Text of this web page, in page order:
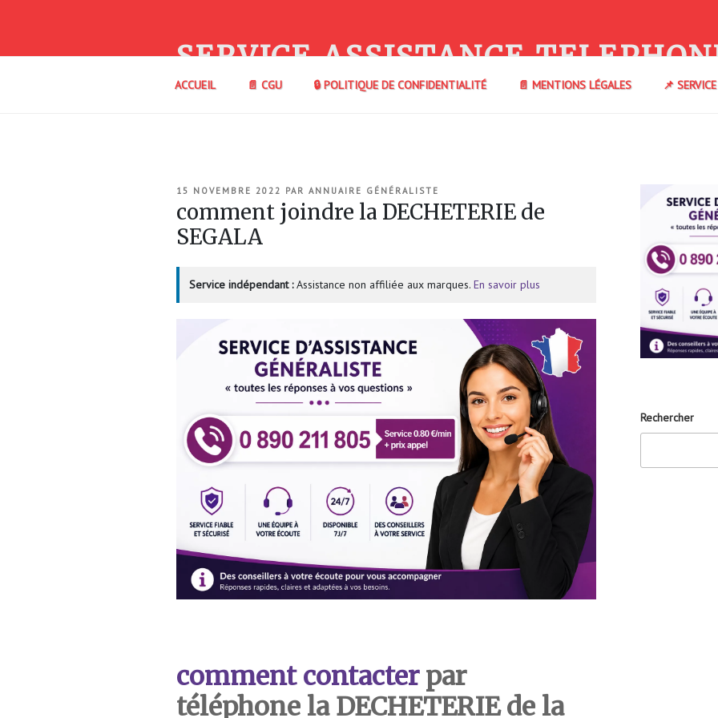
SERVICE ASSISTANCE
ACCUEIL 📄 CGU 🔒 POLITIQUE DE CONFIDENTIALITÉ 📄 MENTIONS LÉGALES 📌
PUBLIÉ
15 NOVEMBRE 2022 PAR ANNUAIRE GÉNÉRALISTE
comment joindre la DECHETERIE de
SEGALA
Service indépendant :Assistance non affiliée aux marques. En savoir plus
comment contacterpar
téléphone la DECHETERIE de la
Rechercher